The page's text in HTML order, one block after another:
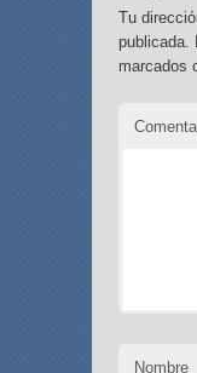
Tu
publicada.
marcados
Nombre